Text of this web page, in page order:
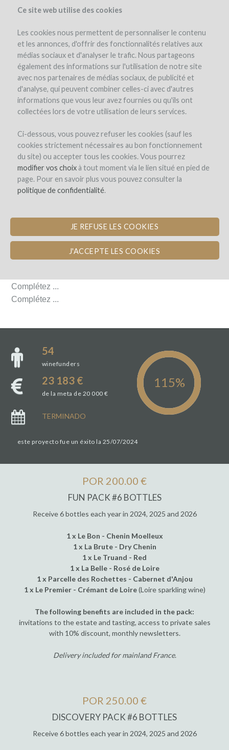
Ce site web utilise des cookies
Les cookies nous permettent de personnaliser le contenu
et les annonces, d'offrir des fonctionnalités relatives aux
médias sociaux et d'analyser le trafic. Nous partageons
également des informations sur l'utilisation de notre site
avec nos partenaires de médias sociaux, de publicité et
d'analyse, qui peuvent combiner celles-ci avec d'autres
informations que vous leur avez fournies ou qu'ils ont
collectées lors de votre utilisation de leurs services.
Ci-dessous, vous pouvez refuser les cookies (sauf les
cookies strictement nécessaires au bon fonctionnement
du site) ou accepter tous les cookies. Vous pourrez
modifier vos choixà tout moment via le lien situé en pied de
page. Pour en savoir plus vous pouvez consulter la
politique de confidentialité.
JE REFUSE LES COOKIES
J'ACCEPTE LES COOKIES
el proyecto los reembolsos en vino
Domaine des Coteaux Blancs
AMPLIACIÓN DE LA BODEGA DE
BARRICAS PARA MEJORAR EL
ENVEJECIMIENTO DEL VINO
DÉTAILS DU PROJET
Complétez ...
Complétez ...
54
winefunders
23 183 €
de la meta de 20 000 €
TERMINADO
este proyecto fue un éxito la 25/07/2024
POR 200.00 €
FUN PACK #6 BOTTLES
Receive 6 bottles each year in 2024, 2025 and 2026
1 x Le Bon - Chenin Moelleux
1 x La Brute - Dry Chenin
1 x Le Truand - Red
1 x La Belle - Rosé de Loire
1 x Parcelle des Rochettes - Cabernet d'Anjou
1 x Le Premier - Crémant de Loire(Loire sparkling wine)
The following benefits are included in the pack:
invitations to the estate and tasting, access to private sales
with 10% discount, monthly newsletters.
Delivery included for mainland France.
POR 250.00 €
DISCOVERY PACK #6 BOTTLES
Receive 6 bottles each year in 2024, 2025 and 2026